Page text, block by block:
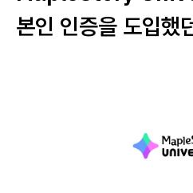
본인 인증을 도입했